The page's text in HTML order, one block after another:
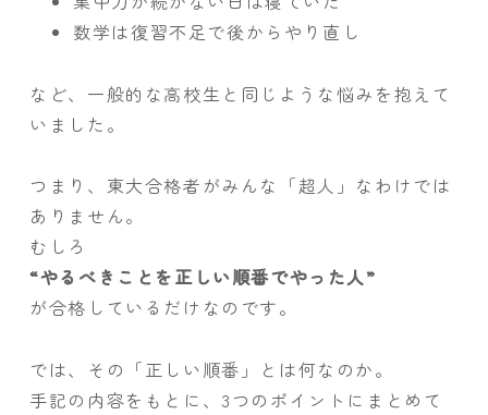
数学は復習不足で後からやり直し
など、一般的な高校生と同じような悩みを抱えて
いました。
つまり、東大合格者がみんな「超人」なわけでは
ありません。
むしろ
“やるべきことを正しい順番でやった人”
が合格しているだけなのです。
では、その「正しい順番」とは何なのか。
手記の内容をもとに、3つのポイントにまとめて